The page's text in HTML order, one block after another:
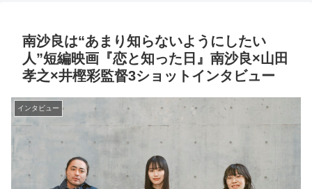
南沙良は“あまり知らないようにしたい
人”短編映画『恋と知った日』南沙良×山田
孝之×井樫彩監督3ショットインタビュー
インタビュー